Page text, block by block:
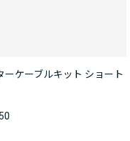
ーケーブルキット ショート